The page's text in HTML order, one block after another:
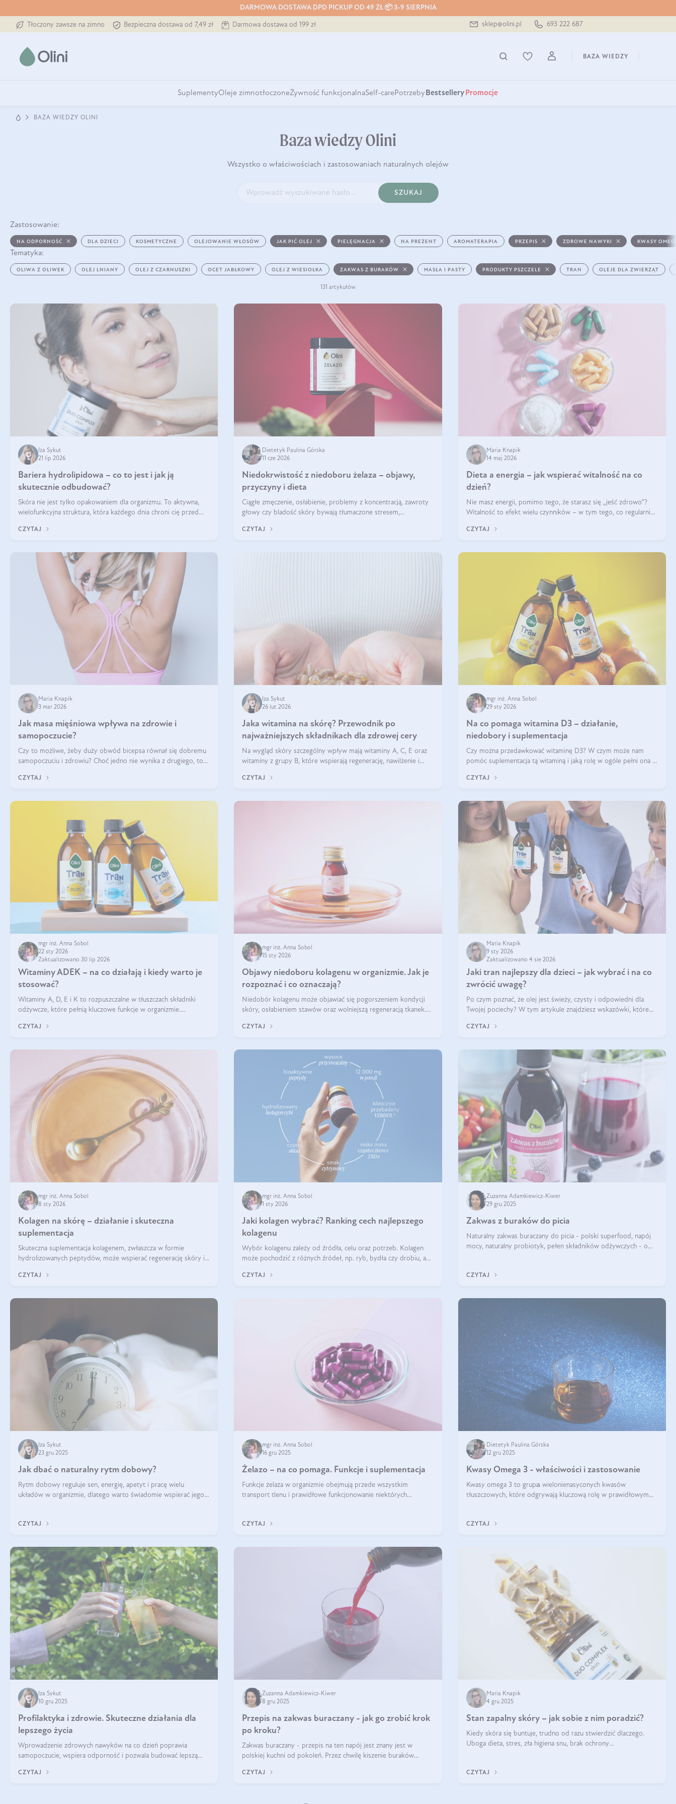
DARMOWA DOSTAWA DPD PICKUP OD 49 ZŁ 📦 3-9 SIERPNIA
Tłoczony zawsze na zimno Bezpieczna dostawa od 7,49 zł Darmowa dostawa od 199 zł sklep@olini.pl 693 222 687
BAZA WIEDZY
SuplementyOleje zimnotłoczoneŻywność funkcjonalnaSelf-carePotrzeby Bestsellery Promocje
BAZA WIEDZY OLINI
Baza wiedzy Olini
Wszystko o właściwościach i zastosowaniach naturalnych olejów
SZUKAJ
Zastosowanie:
NA ODPORNOŚĆ DLA DZIECI KOSMETYCZNE OLEJOWANIE WŁOSÓW JAK PIĆ OLEJ PIELĘGNACJA NA PREZENT AROMATERAPIA PRZEPIS ZDROWE NAWYKI KWASY
Tematyka:
OLIWA Z OLIWEK OLEJ LNIANY OLEJ Z CZARNUSZKI OCET JABŁKOWY OLEJ Z WIESIOŁKA ZAKWAS Z BURAKÓW MASŁA I PASTY PRODUKTY PSZCZELE TRAN OLEJE DLA ZWIERZĄT
131 artykułów
Iza Sykut
21 lip 2026
Bariera hydrolipidowa – co to jest i jak ją
skutecznie odbudować?
Skóra nie jest tylko opakowaniem dla organizmu. To aktywna,
wielofunkcyjna struktura, która każdego dnia chroni cię przed
środowiskowymi. Jednym z jej kluczowych elementów jest
CZYTAJ
Dietetyk Paulina Górska
11 cze 2026
Niedokrwistość z niedoboru żelaza – objawy,
przyczyny i dieta
Ciągłe zmęczenie, osłabienie, problemy z koncentracją, zawroty
głowy czy bladość skóry bywają tłumaczone stresem,
może być niedokrwistość z niedoboru żelaza.
CZYTAJ
Maria Knapik
14 maj 2026
Dieta a energia – jak wspierać witalność na co
dzień?
Nie masz energii, pomimo tego, że starasz się „jeść zdrowo”?
Witalność to efekt wielu czynników – w tym tego, co regularnie
się w zależności od osoby
CZYTAJ
Maria Knapik
3 mar 2026
Jak masa mięśniowa wpływa na zdrowie i
samopoczucie?
Czy to możliwe, żeby duży obwód bicepsa równał się dobremu
samopoczuciu i zdrowiu? Choć jedno nie wynika z drugiego, to
poprawić jakość życia. W jaki sposób? W tym wpisie wszystko
CZYTAJ
Iza Sykut
26 lut 2026
Jaka witamina na skórę? Przewodnik po
najważniejszych składnikach dla zdrowej cery
Na wygląd skóry szczególny wpływ mają witaminy A, C, E oraz
witaminy z grupy B, które wspierają regenerację, nawilżenie i
CZYTAJ
mgr inż. Anna Sobol
29 sty 2026
Na co pomaga witamina D3 – działanie,
niedobory i suplementacja
Czy można przedawkować witaminę D3? W czym może nam
pomóc suplementacja tą witaminą i jaką rolę w ogóle pełni ona w
zalecane jest jesienią i zimą, ale czy wiesz, dlaczego warto to
CZYTAJ
mgr inż. Anna Sobol
22 sty 2026
Zaktualizowano 30 lip 2026
Witaminy ADEK – na co działają i kiedy warto je
stosować?
Witaminy A, D, E i K to rozpuszczalne w tłuszczach składniki
odżywcze, które pełnią kluczowe funkcje w organizmie.
krzepliwość krwi oraz mineralizację kości.
CZYTAJ
mgr inż. Anna Sobol
15 sty 2026
Objawy niedoboru kolagenu w organizmie. Jak je
rozpoznać i co oznaczają?
Niedobór kolagenu może objawiać się pogorszeniem kondycji
skóry, osłabieniem stawów oraz wolniejszą regeneracją tkanek.
skóry, bóle stawów, łamliwość paznokci oraz osłabienie włosów.
CZYTAJ
Maria Knapik
9 sty 2026
Zaktualizowano 4 sie 2026
Jaki tran najlepszy dla dzieci – jak wybrać i na co
zwrócić uwagę?
Po czym poznać, że olej jest świeży, czysty i odpowiedni dla
Twojej pociechy? W tym artykule znajdziesz wskazówki, które
CZYTAJ
mgr inż. Anna Sobol
8 sty 2026
Kolagen na skórę – działanie i skuteczna
suplementacja
Skuteczna suplementacja kolagenem, zwłaszcza w formie
hydrolizowanych peptydów, może wspierać regenerację skóry i
regularnością stosowania.
CZYTAJ
mgr inż. Anna Sobol
1 sty 2026
Jaki kolagen wybrać? Ranking cech najlepszego
kolagenu
Wybór kolagenu zależy od źródła, celu oraz potrzeb. Kolagen
może pochodzić z różnych źródeł, np. ryb, bydła czy drobiu, a
sprawdza się kolagen rybi, a dla wspierania stawów — kolagen
CZYTAJ
Zuzanna Adamkiewicz-Kiwer
29 gru 2025
Zakwas z buraków do picia
Naturalny zakwas buraczany do picia - polski superfood, napój
mocy, naturalny probiotyk, pełen składników odżywczych - o
CZYTAJ
Iza Sykut
23 gru 2025
Jak dbać o naturalny rytm dobowy?
Rytm dobowy reguluje sen, energię, apetyt i pracę wielu
układów w organizmie, dlatego warto świadomie wspierać jego
CZYTAJ
mgr inż. Anna Sobol
16 gru 2025
Żelazo – na co pomaga. Funkcje i suplementacja
Funkcje żelaza w organizmie obejmują przede wszystkim
transport tlenu i prawidłowe funkcjonowanie niektórych
etapie życia.
CZYTAJ
Dietetyk Paulina Górska
12 gru 2025
Kwasy Omega 3 - właściwości i zastosowanie
Kwasy omega 3 to grupа wielonienasyconych kwasów
tłuszczowych, które odgrywają kluczową rolę w prawidłowym
CZYTAJ
Iza Sykut
10 gru 2025
Profilaktyka i zdrowie. Skuteczne działania dla
lepszego życia
Wprowadzenie zdrowych nawyków na co dzień poprawia
samopoczucie, wspiera odporność i pozwala budować lepszą
CZYTAJ
Zuzanna Adamkiewicz-Kiwer
8 gru 2025
Przepis na zakwas buraczany - jak go zrobić krok
po kroku?
Zakwas buraczany - przepis na ten napój jest znany jest w
polskiej kuchni od pokoleń. Przez chwilę kiszenie buraków
na fali popularności na
CZYTAJ
Maria Knapik
4 gru 2025
Stan zapalny skóry – jak sobie z nim poradzić?
Kiedy skóra się buntuje, trudno od razu stwierdzić dlaczego.
Uboga dieta, stres, zła higiena snu, brak ochrony
CZYTAJ